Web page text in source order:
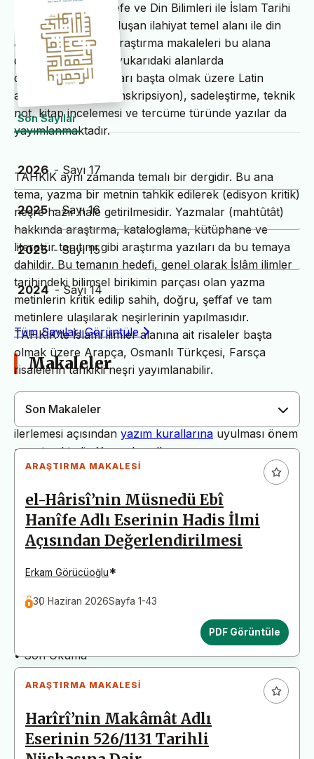
İslam Bilimleri, Felsefe ve Din Bilimleri ile İslam Tarihi
ve Sanatları’ndan oluşan ilahiyat temel alanı ile din
alanındaki bilimsel araştırma makaleleri bu alana
dâhildir. TAHKİK’te yukarıdaki alanlarda
değerlendirme yazıları başta olmak üzere Latin
alfabesine nakil (transkripsiyon), sadeleştirme, teknik
not, kitap incelemesi ve tercüme türünde yazılar da
yayımlanmaktadır.
TAHKİK aynı zamanda temalı bir dergidir. Bu ana
tema, yazma bir metnin tahkik edilerek (edisyon kritik)
neşre hazır hale getirilmesidir. Yazmalar (mahtûtât)
hakkında araştırma, kataloglama, kütüphane ve
literatür tanıtımı gibi araştırma yazıları da bu temaya
dahildir. Bu temanın hedefi, genel olarak İslâm ilimler
tarihindeki bilimsel birikimin parçası olan yazma
metinlerin kritik edilip sahih, doğru, şeffaf ve tam
metinlere ulaşılarak neşirlerinin yapılmasıdır.
TAHKİK’te İslami ilimler alanına ait risaleler başta
olmak üzere Arapça, Osmanlı Türkçesi, Farsça
risalelerin tahkikli neşri yayımlanabilir.
Dergimiz yayın süreçlerinin daha hızlı ve sağlıklı
ilerlemesi açısından yazım kurallarına uyulması önem
arz etmektedir. Yazım kurallarına uymayan
başvurular değerlendirme aşamasına alınmadan iade
edilecektir. Bu nedenle çalışmalarınızı yüklemeden
önce çalışmanızın yazım kurallarına uygun olarak
düzenlendiğinden emin olunuz.
Yayın İnceleme Süreci (Yaklaşık 130 Gün)
• Editör İncelemesi
• Şekilsel ve Etik Ön İnceleme
• Son Okuma
Son Sayılar
2026 - Sayı 17
2025 - Sayı 16
2025 - Sayı 15
2024 - Sayı 14
Tüm Sayıları Görüntüle
Makaleler
Son Makaleler
ARAŞTIRMA MAKALESI
el-Hârisî’nin Müsnedü Ebî
Hanîfe Adlı Eserinin Hadis İlmi
Açısından Değerlendirilmesi
Erkam Görücüoğlu*
30 Haziran 2026Sayfa 1-43
PDF Görüntüle
ARAŞTIRMA MAKALESI
Harîrî’nin Makâmât Adlı
Eserinin 526/1131 Tarihli